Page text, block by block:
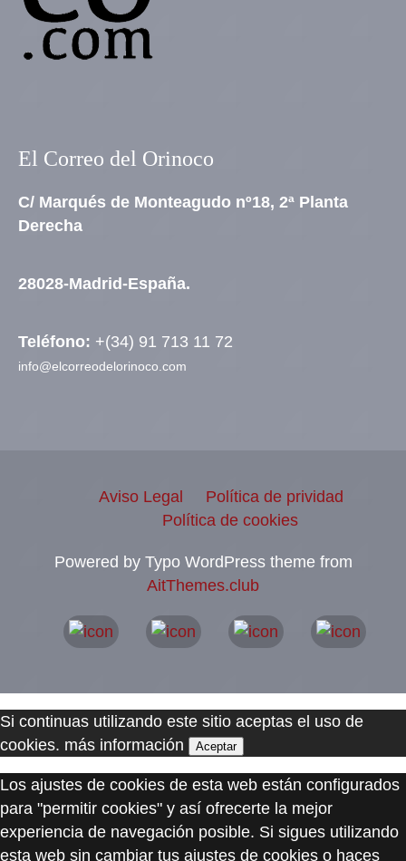
El Correo del Orinoco
C/ Marqués de Monteagudo nº18, 2ª Planta
Derecha
28028-Madrid-España.
Teléfono: +(34) 91 713 11 72
info@elcorreodelorinoco.com
Aviso Legal
Política de prividad
Política de cookies
Powered by Typo WordPress theme from
AitThemes.club
Si continuas utilizando este sitio aceptas el uso de
cookies. más información Aceptar
Los ajustes de cookies de esta web están configurados
para "permitir cookies" y así ofrecerte la mejor
experiencia de navegación posible. Si sigues utilizando
esta web sin cambiar tus ajustes de cookies o haces